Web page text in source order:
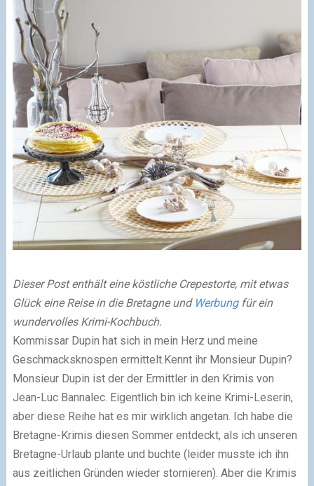
Dieser Post enthält eine köstliche Crepestorte, mit etwas
Glück eine Reise in die Bretagne und Werbungfür ein
wundervolles Krimi-Kochbuch.
Kommissar Dupin hat sich in mein Herz und meine
Geschmacksknospen ermittelt.Kennt ihr Monsieur Dupin?
Monsieur Dupin ist der der Ermittler in den Krimis von
Jean-Luc Bannalec. Eigentlich bin ich keine Krimi-Leserin,
aber diese Reihe hat es mir wirklich angetan. Ich habe die
Bretagne-Krimis diesen Sommer entdeckt, als ich unseren
Bretagne-Urlaub plante und buchte (leider musste ich ihn
aus zeitlichen Gründen wieder stornieren). Aber die Krimis